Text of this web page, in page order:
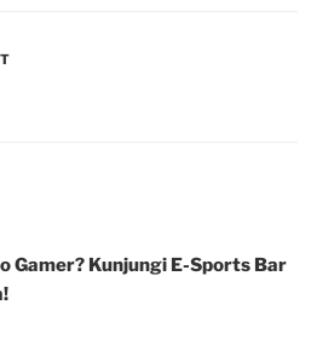
Gamer? Kunjungi E-Sports Bar